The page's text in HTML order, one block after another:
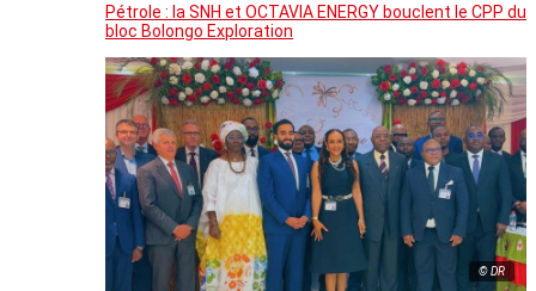
Pétrole : la SNH et OCTAVIA ENERGY bouclent le CPP du
bloc Bolongo Exploration
© DR